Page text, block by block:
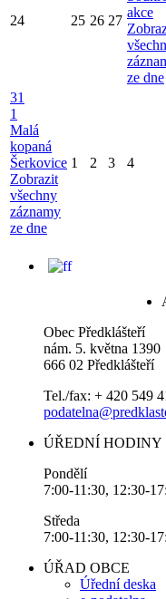
24 25 26 27
akce
ze dne
31
1
Malá
kopaná
Šerkovice
Zobrazit
všechny
záznamy
ze dne
1 2 3 4
Obec Předklášteří
nám. 5. května 1390
666 02 Předklášteří
Tel./fax: + 420 549
ÚŘEDNÍ HODINY
Pondělí
7:00-11:30, 12:30-
Středa
7:00-11:30, 12:30-
ÚŘAD OBCE
Úřední deska